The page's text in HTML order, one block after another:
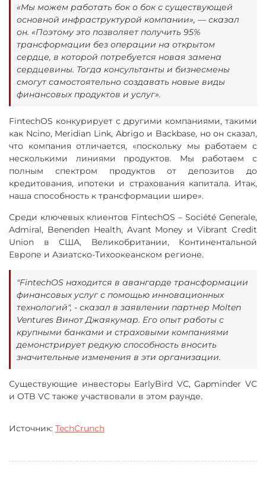
«Мы можем работать бок о бок с существующей
основной инфраструктурой компании», — сказал
он. «Поэтому это позволяет получить 95%
трансформации без операции на открытом
сердце, в которой потребуется новая замена
сердцевины. Тогда консультанты и бизнесмены
смогут самостоятельно создавать новые виды
финансовых продуктов и услуг».
FintechOS конкурирует с другими компаниями, такими
как Ncino, Meridian Link, Abrigo и Backbase, но он сказал,
что компания отличается, «поскольку мы работаем с
несколькими линиями продуктов. Мы работаем с
полным спектром продуктов от депозитов до
кредитования, ипотеки и страхования капитала. Итак,
наша способность к трансформации шире».
Среди ключевых клиентов FintechOS – Société Generale,
Admiral, Benenden Health, Avant Money и Vibrant Credit
Union в США, Великобритании, Континентальной
Европе и Азиатско-Тихоокеанском регионе.
"FintechOS находится в авангарде трансформации
финансовых услуг с помощью инновационных
технологий", - сказал в заявлении партнер Molten
Ventures Винот Джаякумар. Его опыт работы с
крупными банками и страховыми компаниями
демонстрирует редкую способность вносить
значительные изменения в эти организации.
Существующие инвесторы EarlyBird VC, Gapminder VC
и OTB VC также участвовали в этом раунде.
Источник: TechCrunch